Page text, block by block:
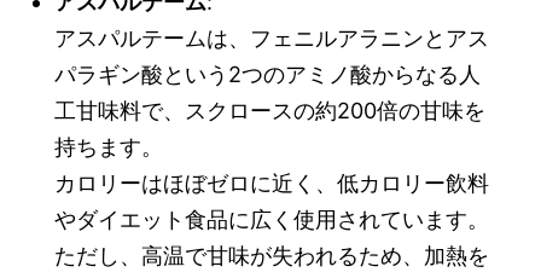
アスパルテームは、フェニルアラニンとアス
パラギン酸という2つのアミノ酸からなる人
工甘味料で、スクロースの約200倍の甘味を
持ちます。
カロリーはほぼゼロに近く、低カロリー飲料
やダイエット食品に広く使用されています。
ただし、高温で甘味が失われるため、加熱を